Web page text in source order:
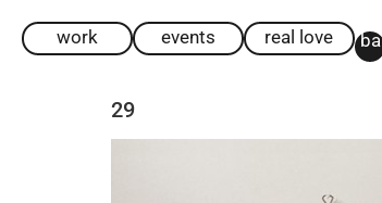
work events real love ba
29